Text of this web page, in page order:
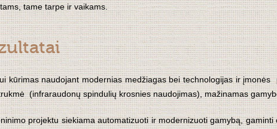
tame tarpe ir vaikams.
kūrimas naudojant modernias medžiagas bei technologijas ir
(infraraudonų spindulių krosnies naudojimas), mažinamas
projektu siekiama automatizuoti ir modernizuoti gamybą,